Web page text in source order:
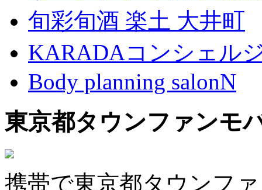
旬彩旬酒 楽土 大井町
KARADAコンシェル
Body planning salonN
東京都タウンファンモ
携帯で東京都タウンフ